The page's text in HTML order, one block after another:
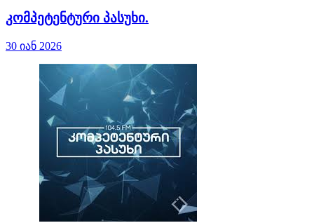
კომპეტენტური პასუხი.
30 იან 2026